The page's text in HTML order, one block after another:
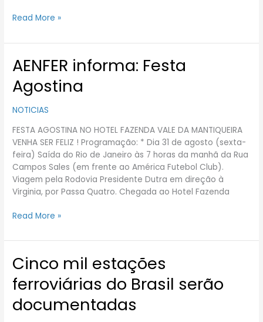
Read More »
AENFER informa: Festa
Agostina
NOTICIAS
FESTA AGOSTINA NO HOTEL FAZENDA VALE DA MANTIQUEIRA
VENHA SER FELIZ ! Programação: * Dia 31 de agosto (sexta-
feira) Saída do Rio de Janeiro às 7 horas da manhã da Rua
Campos Sales (em frente ao América Futebol Club).
Viagem pela Rodovia Presidente Dutra em direção à
Virginia, por Passa Quatro. Chegada ao Hotel Fazenda
AENFER
informa:
Festa
Agostina
Read More »
Cinco mil estações
ferroviárias do Brasil serão
documentadas
Cinco
mil
estações
ferroviárias
do